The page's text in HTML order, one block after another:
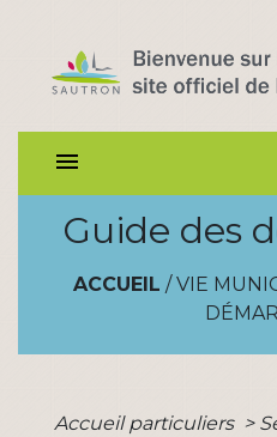
menu
Guide des
ACCUEIL / VIE
Accueil particuliers >